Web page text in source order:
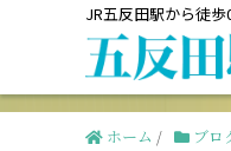
JR五反田駅から徒
ホーム / ブロ